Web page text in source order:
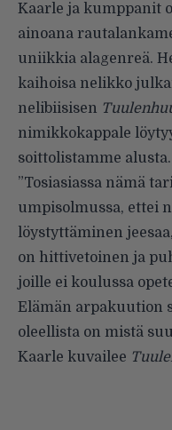
Kaarle ja kumppanit
ainoana
uniikkia alagenreä.
kaihoisa nelikko
nelibiisisen
nimikkokappale
soittolistamme alusta.
”Tosiasiassa nämä
umpisolmussa, ettei
löystyttäminen
on hittivetoinen ja
joille ei koulussa
Elämän arpakuution
oleellista on mistä
Kaarle kuvailee